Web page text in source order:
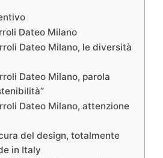
Dateo Milano
Dateo Milano, le diversità
Dateo Milano, parola
Dateo Milano, attenzione
del design, totalmente
in Italy